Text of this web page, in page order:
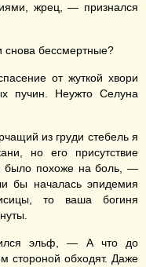
жрец, — признался
снова бессмертные?
от жуткой хвори
пучин. Неужто Селуна
из груди стебель я
но его присутствие
было похоже на боль, —
бы началась эпидемия
то ваша богиня
эльф, — А что до
стороной обходят. Даже